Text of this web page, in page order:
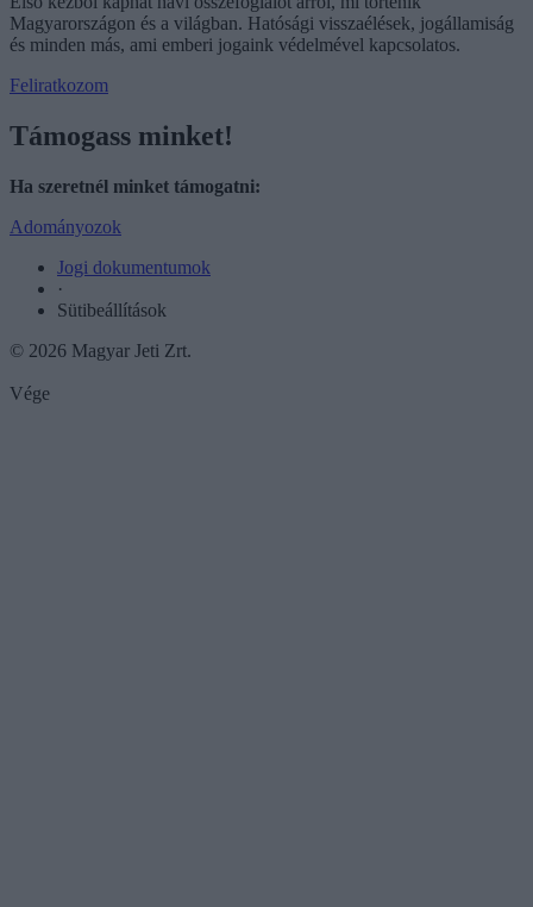
Magyarországon és a világban. Hatósági visszaélések, jogállamiság
és minden más, ami emberi jogaink védelmével kapcsolatos.
Feliratkozom
Támogass minket!
Ha szeretnél minket támogatni:
Adományozok
Jogi dokumentumok
·
Sütibeállítások
© 2026 Magyar Jeti Zrt.
Vége